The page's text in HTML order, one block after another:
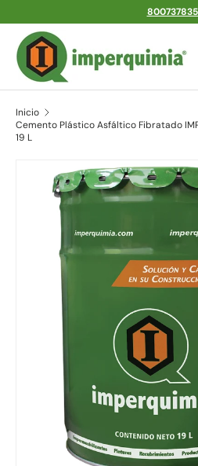
Ir al contenido
Buscar
Tipo de producto
Inicio
Cemento Plástico Asfáltico Fibratado
19 L
Ir directamente a la